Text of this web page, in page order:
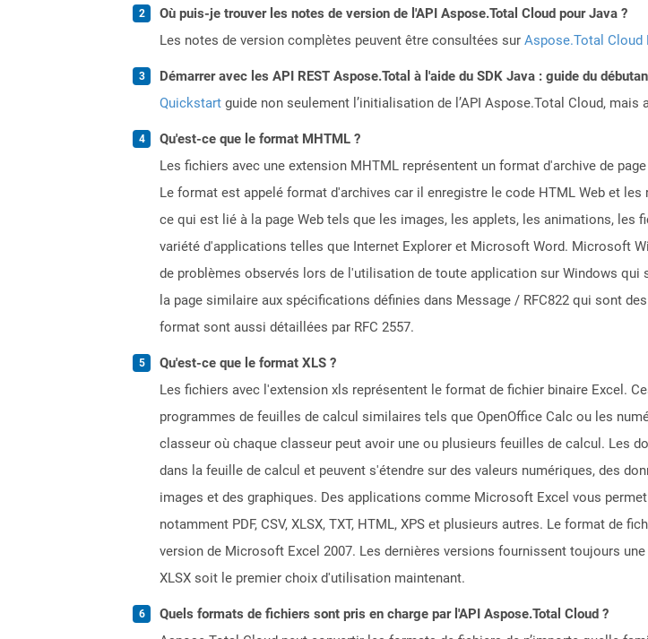
Où puis-je trouver les notes de version de l'API Aspose.Total Cloud pour Java ?
Les notes de version complètes peuvent être consultées sur Aspose.Total Cloud
Démarrer avec les API REST Aspose.Total à l'aide du SDK Java : guide du
Quickstart guide non seulement l’initialisation de l’API Aspose.Total Cloud,
Qu'est-ce que le format MHTML ?
Les fichiers avec une extension MHTML représentent un format d'archive de
Le format est appelé format d'archives car il enregistre le code HTML Web et
ce qui est lié à la page Web tels que les images, les applets, les animations, les
variété d'applications telles que Internet Explorer et Microsoft Word. Microsoft
de problèmes observés lors de l'utilisation de toute application sur Windows
la page similaire aux spécifications définies dans Message / RFC822 qui sont
format sont aussi détaillées par RFC 2557.
Qu'est-ce que le format XLS ?
Les fichiers avec l'extension xls représentent le format de fichier binaire Excel.
programmes de feuilles de calcul similaires tels que OpenOffice Calc ou les
classeur où chaque classeur peut avoir une ou plusieurs feuilles de calcul. Les
dans la feuille de calcul et peuvent s'étendre sur des valeurs numériques, des
images et des graphiques. Des applications comme Microsoft Excel vous
notamment PDF, CSV, XLSX, TXT, HTML, XPS et plusieurs autres. Le format de
version de Microsoft Excel 2007. Les dernières versions fournissent toujours
XLSX soit le premier choix d'utilisation maintenant.
Quels formats de fichiers sont pris en charge par l'API Aspose.Total Cloud ?